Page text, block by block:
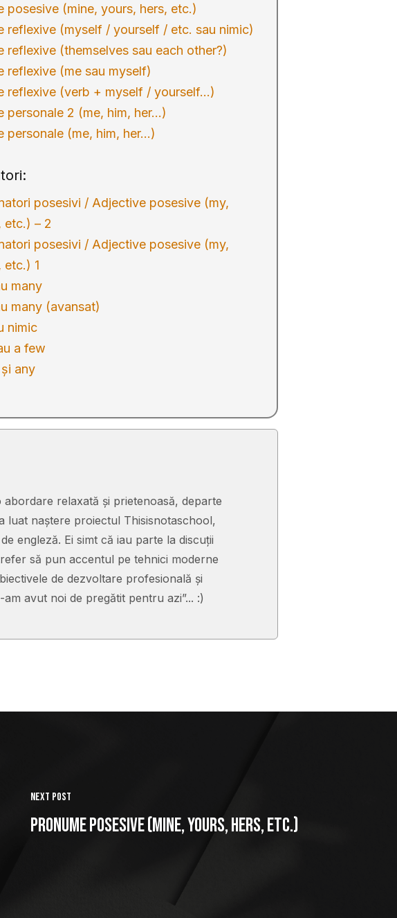
posesive (mine, yours, hers, etc.)
reflexive (myself / yourself / etc. sau nimic)
reflexive (themselves sau each other?)
reflexive (me sau myself)
reflexive (verb + myself / yourself…)
personale 2 (me, him, her…)
personale (me, him, her…)
posesivi / Adjective posesive (my,
etc.) – 2
posesivi / Adjective posesive (my,
etc.) 1
many
many (avansat)
nimic
a few
any
relaxată și prietenoasă, departe
luat naștere proiectul Thisisnotaschool,
engleză. Ei simt că iau parte la discuții
să pun accentul pe tehnici moderne
de dezvoltare profesională și
avut noi de pregătit pentru azi”... :)
Next Post
Pronume posesive (mine, yours, hers, etc.)